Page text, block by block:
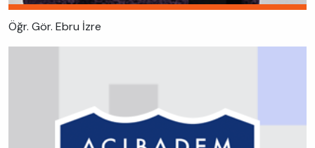
Öğr. Gör. Ebru İzre